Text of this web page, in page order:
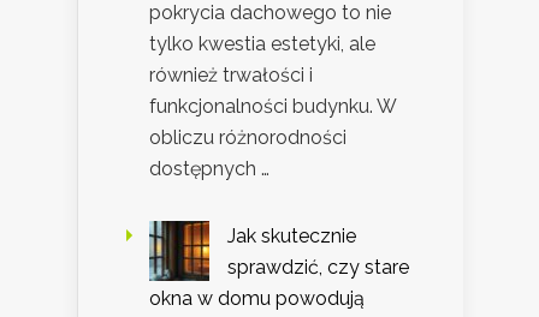
pokrycia dachowego to nie
tylko kwestia estetyki, ale
również trwałości i
funkcjonalności budynku. W
obliczu różnorodności
dostępnych …
Jak skutecznie
sprawdzić, czy stare
okna w domu powodują